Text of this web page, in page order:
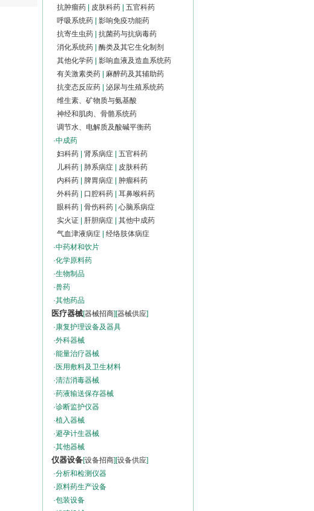
抗肿瘤药 | 皮肤科药 | 五官科药
呼吸系统药 | 影响免疫功能药
抗寄生虫药 | 抗菌药与抗病毒药
消化系统药 | 酶类及其它生化制剂
其他化学药 | 影响血液及造血系统药
有关激素类药 | 麻醉药及其辅助药
抗变态反应药 | 泌尿与生殖系统药
维生素、矿物质与氨基酸
神经和肌肉、骨骼系统药
调节水、电解质及酸碱平衡药
·中成药
妇科药 | 肾系病症 | 五官科药
儿科药 | 肺系病症 | 皮肤科药
内科药 | 脾胃病症 | 肿瘤科药
外科药 | 口腔科药 | 耳鼻喉科药
眼科药 | 骨伤科药 | 心脑系病症
实火证 | 肝胆病症 | 其他中成药
气血津液病症 | 经络肢体病症
·中药材和饮片
·化学原料药
·生物制品
·兽药
·其他药品
医疗器械[器械招商][器械供应]
·康复护理设备及器具
·外科器械
·能量治疗器械
·医用敷料及卫生材料
·清洁消毒器械
·药液输送保存器械
·诊断监护仪器
·植入器械
·避孕计生器械
·其他器械
仪器设备[设备招商][设备供应]
·分析和检测仪器
·原料药生产设备
·包装设备